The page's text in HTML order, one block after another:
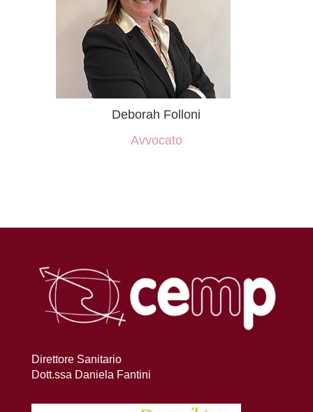
Deborah Folloni
Avvocato
Direttore Sanitario
Dott.ssa Daniela Fantini